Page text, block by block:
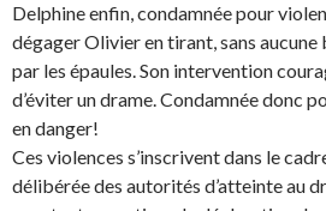
Delphine enfin, condamnée pour
dégager Olivier en tirant, sans
par les épaules. Son intervention
d’éviter un drame. Condamnée donc
en danger!
Ces violences s’inscrivent dans le
délibérée des autorités d’atteinte au